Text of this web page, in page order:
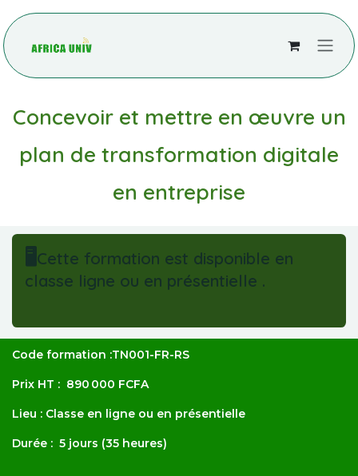
Concevoir et mettre en œuvre un
plan de transformation digitale
en entreprise
🖥️ Cette formation est disponible en
classe ligne ou en présentielle .
Code formation :TN001-FR-RS
Prix HT : 890 000 FCFA
Lieu : Classe en ligne ou en présentielle
Durée : 5 jours (35 heures)